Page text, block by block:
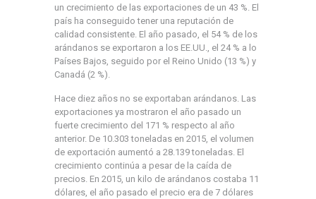
un crecimiento de las exportaciones de un 43 %. El
país ha conseguido tener una reputación de
calidad consistente. El año pasado, el 54 % de los
arándanos se exportaron a los EE.UU., el 24 % a lo
Países Bajos, seguido por el Reino Unido (13 %) y
Canadá (2 %).
Hace diez años no se exportaban arándanos. Las
exportaciones ya mostraron el año pasado un
fuerte crecimiento del 171 % respecto al año
anterior. De 10.303 toneladas en 2015, el volumen
de exportación aumentó a 28.139 toneladas. El
crecimiento continúa a pesar de la caída de
precios. En 2015, un kilo de arándanos costaba 11
dólares, el año pasado el precio era de 7 dólares